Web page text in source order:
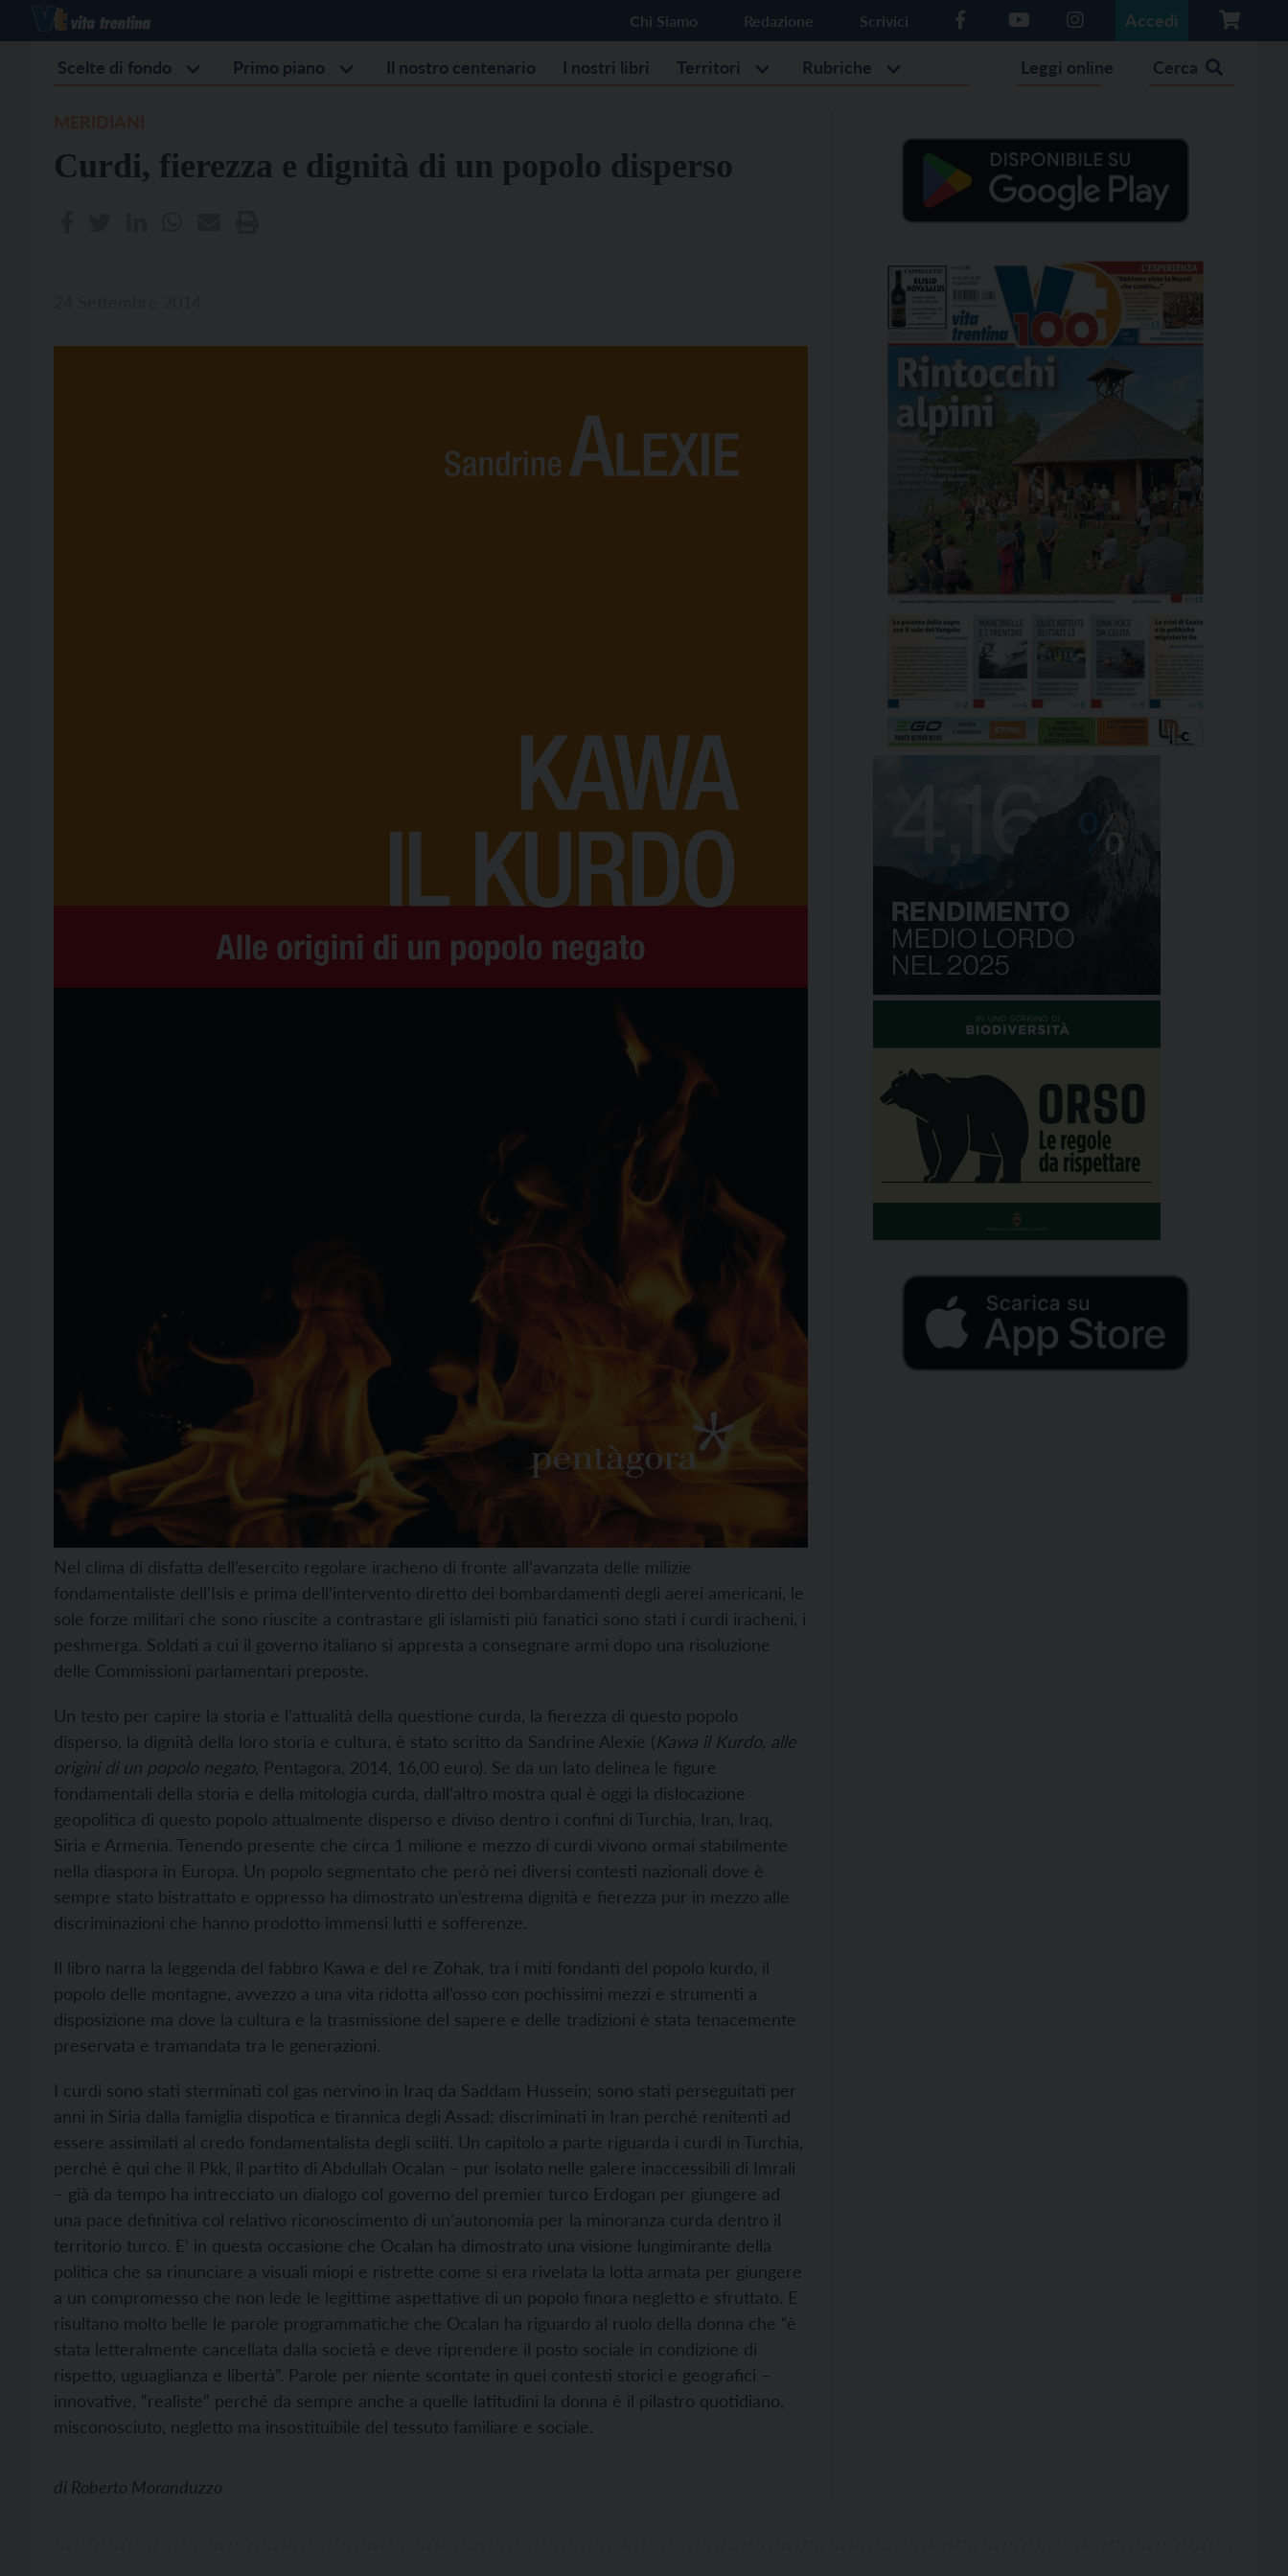
Chi Siamo Redazione Scrivici Accedi
Scelte di fondo Primo piano Il nostro centenario I nostri libri Territori Rubriche Leggi online Cerca
Curdi, fierezza e dignità di un popolo disperso
Nel clima di disfatta dell’esercito regolare iracheno di fronte all’avanzata delle milizie
fondamentaliste dell’Isis e prima dell’intervento diretto dei bombardamenti degli aerei americani, le
sole forze militari che sono riuscite a contrastare gli islamisti più fanatici sono stati i curdi iracheni, i
peshmerga. Soldati a cui il governo italiano si appresta a consegnare armi dopo una risoluzione
delle Commissioni parlamentari preposte.
Un testo per capire la storia e l’attualità della questione curda, la fierezza di questo popolo
disperso, la dignità della loro storia e cultura, è stato scritto da Sandrine Alexie (Kawa il Kurdo, alle
origini di un popolo negato , Pentagora, 2014, 16,00 euro). Se da un lato delinea le figure
fondamentali della storia e della mitologia curda, dall’altro mostra qual è oggi la dislocazione
geopolitica di questo popolo attualmente disperso e diviso dentro i confini di Turchia, Iran, Iraq,
Siria e Armenia. Tenendo presente che circa 1 milione e mezzo di curdi vivono ormai stabilmente
nella diaspora in Europa. Un popolo segmentato che però nei diversi contesti nazionali dove è
sempre stato bistrattato e oppresso ha dimostrato un’estrema dignità e fierezza pur in mezzo alle
discriminazioni che hanno prodotto immensi lutti e sofferenze.
Il libro narra la leggenda del fabbro Kawa e del re Zohak, tra i miti fondanti del popolo kurdo, il
popolo delle montagne, avvezzo a una vita ridotta all’osso con pochissimi mezzi e strumenti a
disposizione ma dove la cultura e la trasmissione del sapere e delle tradizioni è stata tenacemente
preservata e tramandata tra le generazioni.
I curdi sono stati sterminati col gas nervino in Iraq da Saddam Hussein; sono stati perseguitati per
anni in Siria dalla famiglia dispotica e tirannica degli Assad; discriminati in Iran perché renitenti ad
essere assimilati al credo fondamentalista degli sciiti. Un capitolo a parte riguarda i curdi in Turchia,
perché è qui che il Pkk, il partito di Abdullah Ocalan – pur isolato nelle galere inaccessibili di Imrali
– già da tempo ha intrecciato un dialogo col governo del premier turco Erdogan per giungere ad
una pace definitiva col relativo riconoscimento di un’autonomia per la minoranza curda dentro il
territorio turco. E’ in questa occasione che Ocalan ha dimostrato una visione lungimirante della
politica che sa rinunciare a visuali miopi e ristrette come si era rivelata la lotta armata per giungere
a un compromesso che non lede le legittime aspettative di un popolo finora negletto e sfruttato. E
risultano molto belle le parole programmatiche che Ocalan ha riguardo al ruolo della donna che “è
stata letteralmente cancellata dalla società e deve riprendere il posto sociale in condizione di
rispetto, uguaglianza e libertà”. Parole per niente scontate in quei contesti storici e geografici –
innovative, “realiste” perché da sempre anche a quelle latitudini la donna è il pilastro quotidiano,
misconosciuto, negletto ma insostituibile del tessuto familiare e sociale.
di Roberto Moranduzzo